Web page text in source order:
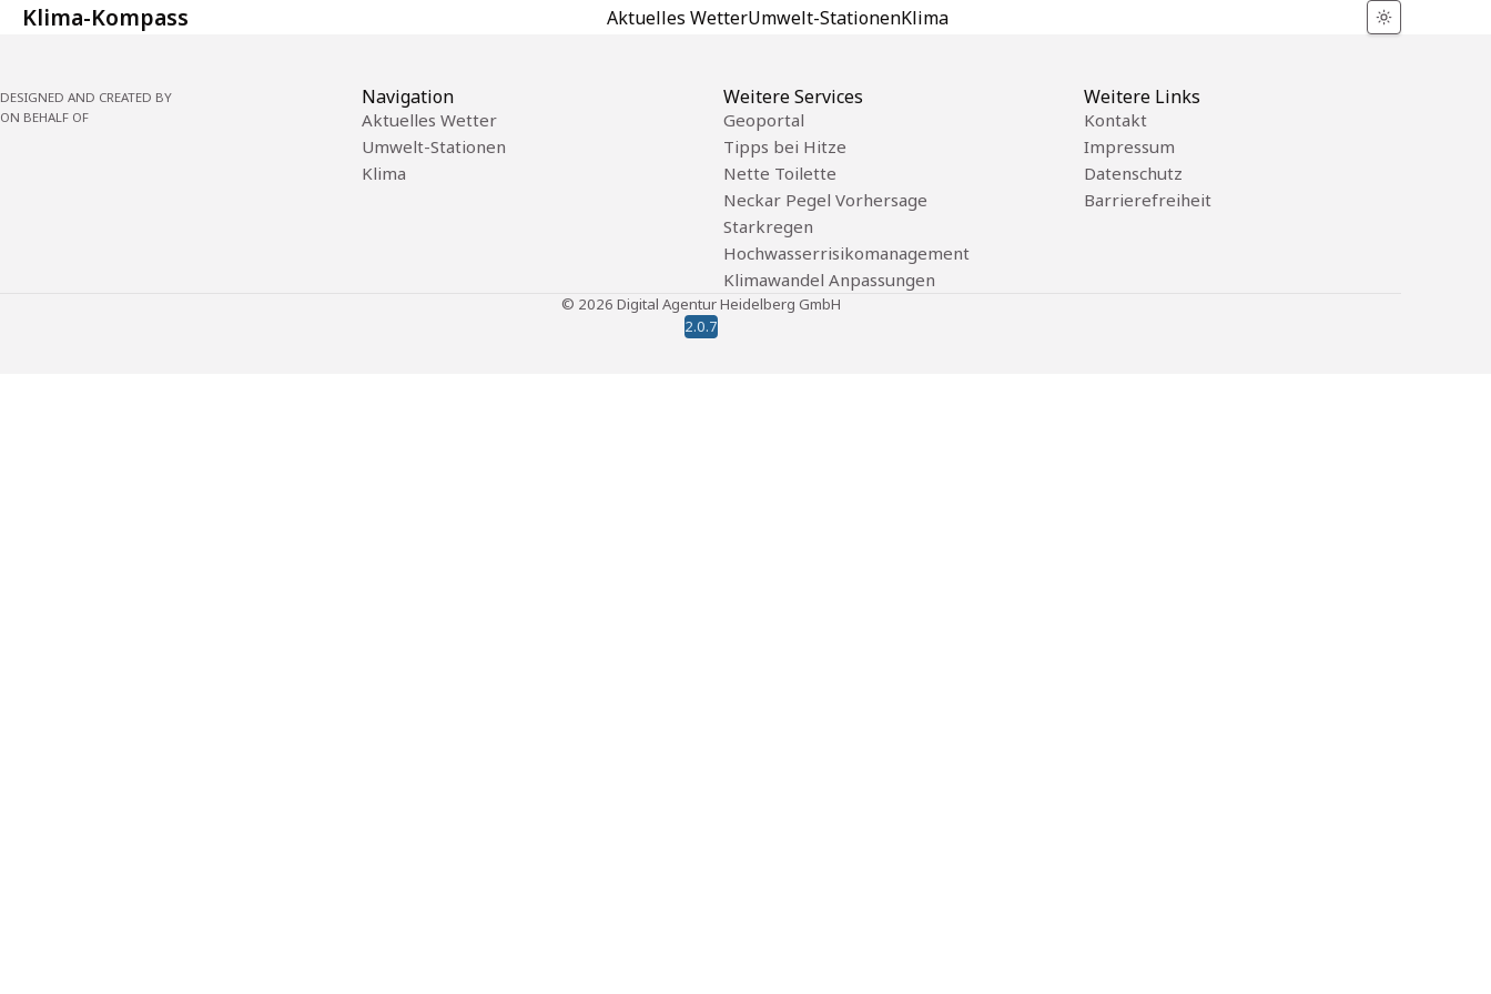
Klima-Kompass Aktuelles WetterUmwelt-StationenKlima
DESIGNED AND CREATED BY
ON BEHALF OF
Navigation
Aktuelles Wetter
Umwelt-Stationen
Klima
Weitere Services
Geoportal
Tipps bei Hitze
Nette Toilette
Neckar Pegel Vorhersage
Starkregen
Hochwasserrisikomanagement
Klimawandel Anpassungen
Weitere Links
Kontakt
Impressum
Datenschutz
Barrierefreiheit
© 2026 Digital Agentur Heidelberg GmbH
2.0.7